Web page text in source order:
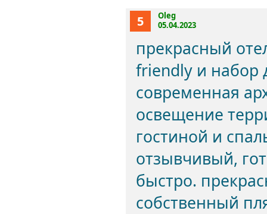
5
Oleg
05.04.2023
прекрасный
friendly и набор
современная
освещение
гостиной и
отзывчивый,
быстро.
собственный